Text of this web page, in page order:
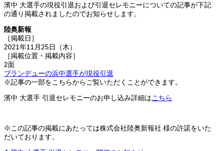
濱中 大選手の現役引退および引退セレモニーについての記事が下記
の通り掲載されましたのでお知らせします。
陸奥新報
［掲載日］
2021年11月25日（木）
［掲載位置・掲載内容］
2面
ブランデューの浜中選手が現役引退
※記事の一部をこちらからご覧いただくことができます。
濱中 大選手 引退セレモニーのお申し込み詳細はこちら
※この記事の掲載にあたっては株式会社陸奥新報社 様の許諾をいた
だいております。